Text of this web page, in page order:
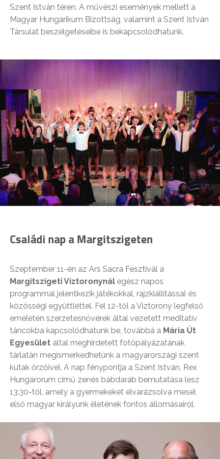
Szent István téren. A művészi események mellett a
Magyar Hungarikum Bizottság, valamint a Szent István
Társulat beszélgetéseibe is bekapcsolódhatunk.
Családi nap a Margitszigeten
Szeptember 11-én az Ars Sacra Fesztivál a
Margitszigeti Víztoronynál egész napos
programmal jelentkezik játékokkal, rajzkiállítással és
közösségi együttléttel. Fél 12-től a Víztorony legfelső
emeletén szerzetesnővérek által vezetett meditatív
táncokba kapcsolódhatunk be, továbbá a Mária Út
Egyesület által meghirdetett fotópályázatának
tárlatán megismerkedhetünk a magyarországi szent
kutak őrzőivel. A nap fénypontja a Szent István, Rex
Hungarorum című zenés bábdarab bemutatása lesz
13:30-tól, amely a gyermekeket elvarázsolva mesél
első magyar királyunk életének fontos állomásairól.